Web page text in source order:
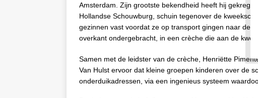
Amsterdam. Zijn grootste bekendheid heeft hij
Hollandse Schouwburg, schuin tegenover de
gezinnen vast voordat ze op transport gingen naar de
overkant ondergebracht, in een crèche die aan de
Samen met de leidster van de crèche, Henriëtte
Van Hulst ervoor dat kleine groepen kinderen over de
onderduikadressen, via een ingenieus systeem